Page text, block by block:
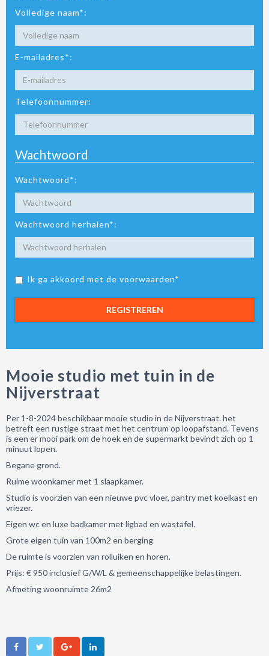
Volledige naam*:
E-mailadres*:
Telefoonnummer:
Wachtwoord
Wachtwoord*:
Wachtwoord herhalen*:
Ik ga akkoord met de voorwaarden*
REGISTREREN
Mooie studio met tuin in de
Nijverstraat
Per 1-8-2024 beschikbaar mooie studio in de Nijverstraat. het
betreft een rustige straat met het centrum op loopafstand. Tevens
is een er mooi park om de hoek en de supermarkt bevindt zich op 1
minuut lopen.
Begane grond.
Ruime woonkamer met 1 slaapkamer.
Studio is voorzien van een nieuwe pvc vloer, pantry met koelkast en
vriezer.
Eigen wc en luxe badkamer met ligbad en wastafel.
Grote eigen tuin van 100m2 en berging
De ruimte is voorzien van rolluiken en horen.
Prijs: € 950 inclusief G/W/L & gemeenschappelijke belastingen.
Afmeting woonruimte 26m2